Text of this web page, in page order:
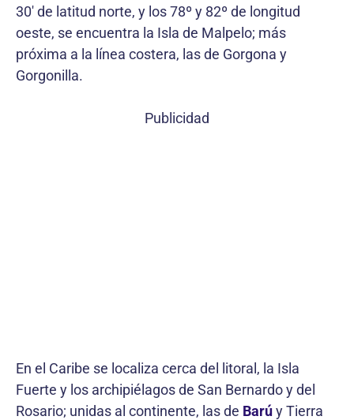
30′ de latitud norte, y los 78º y 82º de longitud
oeste, se encuentra la Isla de Malpelo; más
próxima a la línea costera, las de Gorgona y
Gorgonilla.
Publicidad
En el Caribe se localiza cerca del litoral, la Isla
Fuerte y los archipiélagos de San Bernardo y del
Rosario; unidas al continente, las de Barúy Tierra